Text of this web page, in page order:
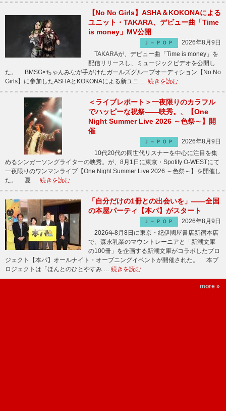
【No No Girls】ASHA＆KOKONAによる
ユニット・TAKARA、デビュー曲「Time
is money」MV公開
Ｊ－ＰＯＰ
2026年8月9日
TAKARAが、デビュー曲「Time is money」を
配信リリースし、ミュージックビデオを公開し
た。 BMSG×ちゃんみなが手がけたガールズグループオーディション【No No
Girls】に参加したASHAとKOKONAによる新ユニ … 続きを読む
＜ライブレポート＞一夜限りのカラフル
でハッピーな祝祭――映秀。、【One
Night Summer Live 2026 ～色祭～】開
催
Ｊ－ＰＯＰ
2026年8月9日
10代20代の同世代リスナーを中心に注目を集
めるシンガーソングライターの映秀。が、8月1日に東京・Spotify O-WESTにて
一夜限りのワンマンライブ【One Night Summer Live 2026 ～色祭～】を開催し
た。 夏 … 続きを読む
「自分だけの1冊との出会いを」――全国
の本屋パーティ【本パ】がスタート
Ｊ－ＰＯＰ
2026年8月9日
2026年8月8日に東京・紀伊國屋書店新宿本店
で、森永乳業のマウントレーニアと「新潮文庫
の100冊」を企画する新潮文庫がコラボしたプロ
ジェクト【本パ】オールナイト・オープニングイベントが開催された。 本プ
ロジェクトは「ほんとのひとやすみ … 続きを読む
more »